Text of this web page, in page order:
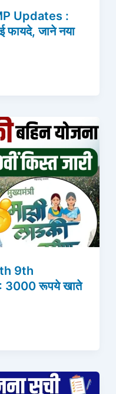
Updates :
फायदे, जाने नया
9th
3000 रूपये खाते